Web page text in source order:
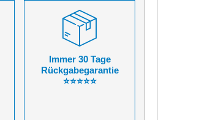
Immer 30 Tage
Rückgabegarantie
⭐⭐⭐⭐⭐